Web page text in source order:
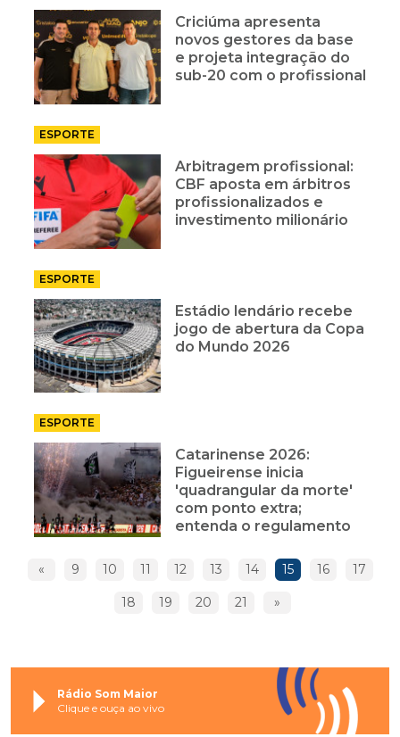
Criciúma apresenta
novos gestores da base
e projeta integração do
sub-20 com o profissional
ESPORTE
Arbitragem profissional:
CBF aposta em árbitros
profissionalizados e
investimento milionário
ESPORTE
Estádio lendário recebe
jogo de abertura da Copa
do Mundo 2026
ESPORTE
Catarinense 2026:
Figueirense inicia
'quadrangular da morte'
com ponto extra;
entenda o regulamento
« 9 10 11 12 13 14 15 16 17
18 19 20 21 »
Rádio Som Maior
Clique e ouça ao vivo